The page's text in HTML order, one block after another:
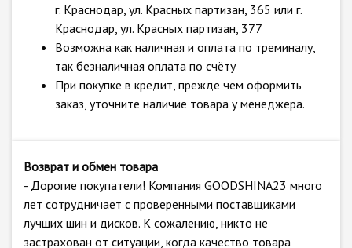
г. Краснодар, ул. Красных партизан, 365 или г.
Краснодар, ул. Красных партизан, 377
Возможна как наличная и оплата по треминалу,
так безналичная оплата по счёту
При покупке в кредит, прежде чем оформить
заказ, уточните наличие товара у менеджера.
Возврат и обмен товара
- Дорогие покупатели! Компания GOODSHINA23 много
лет сотрудничает с проверенными поставщиками
лучших шин и дисков. К сожалению, никто не
застрахован от ситуации, когда качество товара